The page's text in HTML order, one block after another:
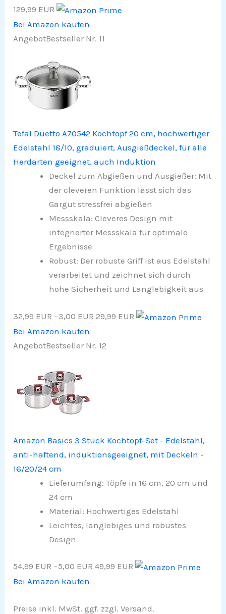
129,99 EUR
Bei Amazon kaufen
AngebotBestseller Nr. 11
Tefal Duetto A70542 Kochtopf 20 cm, hochwertiger
Edelstahl 18/10, graduiert, Ausgießdeckel, für alle
Herdarten geeignet, auch Induktion
Deckel zum Abgießen und Ausgießer: Mit
der cleveren Funktion lässt sich das
Gargut stressfrei abgießen
Messskala: Cleveres Design mit
integrierter Messskala für optimale
Ergebnisse
Robust: Der robuste Griff ist aus Edelstahl
verarbeitet und zeichnet sich durch
hohe Sicherheit und Langlebigkeit aus
32,99 EUR −3,00 EUR 29,99 EUR
Bei Amazon kaufen
AngebotBestseller Nr. 12
Amazon Basics 3 Stück Kochtopf-Set - Edelstahl,
anti-haftend, induktionsgeeignet, mit Deckeln -
16/20/24 cm
Lieferumfang: Töpfe in 16 cm, 20 cm und
24 cm
Material: Hochwertiges Edelstahl
Leichtes, langlebiges und robustes
Design
54,99 EUR −5,00 EUR 49,99 EUR
Bei Amazon kaufen
Preise inkl. MwSt. ggf. zzgl. Versand.